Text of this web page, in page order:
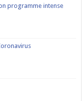
programme intense